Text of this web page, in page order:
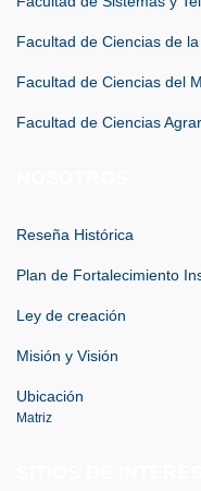
Facultad de Ciencias de
Facultad de Ciencias del
Facultad de Ciencias
Reseña Histórica
Plan de Fortalecimiento
Ley de creación
Misión y Visión
Ubicación
Matriz